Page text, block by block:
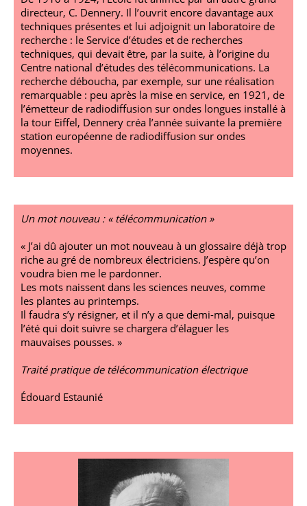
directeur, C. Dennery. Il l’ouvrit encore davantage aux
techniques présentes et lui adjoignit un laboratoire de
recherche : le Service d’études et de recherches
techniques, qui devait être, par la suite, à l’origine du
Centre national d’études des télécommunications. La
recherche déboucha, par exemple, sur une réalisation
remarquable : peu après la mise en service, en 1921, de
l’émetteur de radiodiffusion sur ondes longues installé à
la tour Eiffel, Dennery créa l’année suivante la première
station européenne de radiodiffusion sur ondes
moyennes.
Un mot nouveau : « télécommunication »
« J’ai dû ajouter un mot nouveau à un glossaire déjà trop
riche au gré de nombreux électriciens. J’espère qu’on
voudra bien me le pardonner.
Les mots naissent dans les sciences neuves, comme
les plantes au printemps.
Il faudra s’y résigner, et il n’y a que demi-mal, puisque
l’été qui doit suivre se chargera d’élaguer les
mauvaises pousses. »
Traité pratique de télécommunication électrique
Édouard Estaunié